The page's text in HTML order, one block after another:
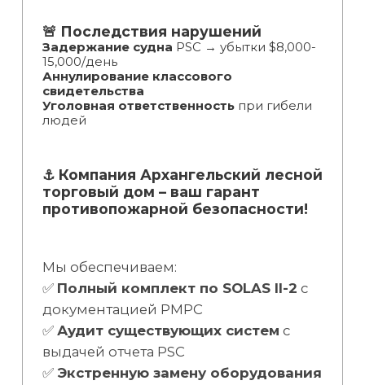
🚨 Последствия нарушений
Задержание судна PSC → убытки $8,000-
15,000/день
Аннулирование классового
свидетельства
Уголовная ответственностьпри гибели
людей
⚓ Компания Архангельский лесной
торговый дом – ваш гарант
противопожарной безопасности!
Мы обеспечиваем:
✅ Полный комплект по SOLAS II-2 с
документацией РМРС
✅ Аудит существующих систем с
выдачей отчета PSC
✅ Экстренную замену оборудования